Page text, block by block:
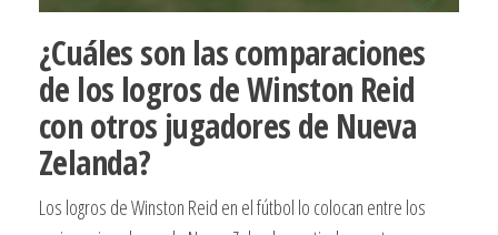
¿Cuáles son las comparaciones
de los logros de Winston Reid
con otros jugadores de Nueva
Zelanda?
Los logros de Winston Reid en el fútbol lo colocan entre los